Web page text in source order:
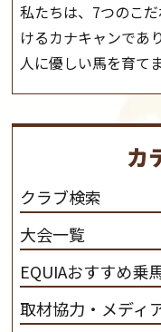
私たちは、7つのこ
けるカナキャンであ
人に優しい馬を育て
生産します。 私たち
さと魅力を追求しま
だわります。 私たち
ンプ乗馬クラブ九州
カ
クラブ検索
大会一覧
EQUIAおすすめ乗
取材協力・メディ